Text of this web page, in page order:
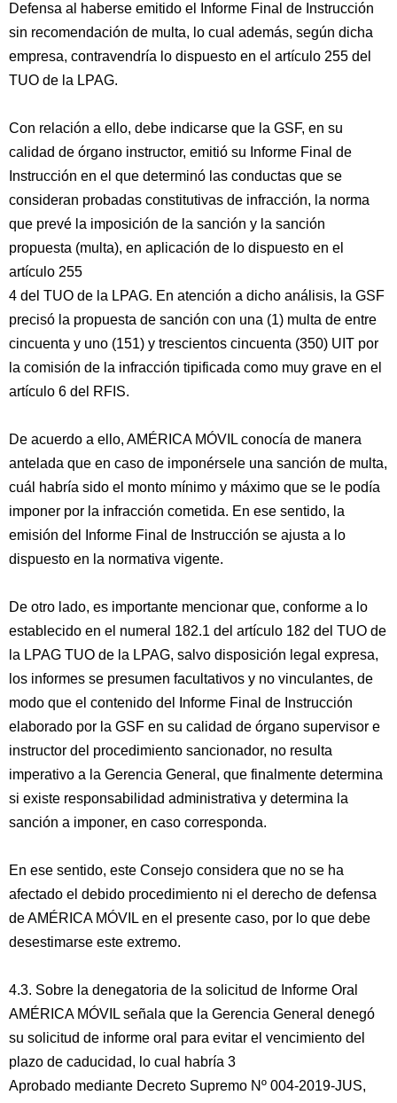
Defensa al haberse emitido el Informe Final de Instrucción
sin recomendación de multa, lo cual además, según dicha
empresa, contravendría lo dispuesto en el artículo 255 del
TUO de la LPAG.
Con relación a ello, debe indicarse que la GSF, en su
calidad de órgano instructor, emitió su Informe Final de
Instrucción en el que determinó las conductas que se
consideran probadas constitutivas de infracción, la norma
que prevé la imposición de la sanción y la sanción
propuesta (multa), en aplicación de lo dispuesto en el
artículo 255
4 del TUO de la LPAG. En atención a dicho análisis, la GSF
precisó la propuesta de sanción con una (1) multa de entre
cincuenta y uno (151) y trescientos cincuenta (350) UIT por
la comisión de la infracción tipificada como muy grave en el
artículo 6 del RFIS.
De acuerdo a ello, AMÉRICA MÓVIL conocía de manera
antelada que en caso de imponérsele una sanción de multa,
cuál habría sido el monto mínimo y máximo que se le podía
imponer por la infracción cometida. En ese sentido, la
emisión del Informe Final de Instrucción se ajusta a lo
dispuesto en la normativa vigente.
De otro lado, es importante mencionar que, conforme a lo
establecido en el numeral 182.1 del artículo 182 del TUO de
la LPAG TUO de la LPAG, salvo disposición legal expresa,
los informes se presumen facultativos y no vinculantes, de
modo que el contenido del Informe Final de Instrucción
elaborado por la GSF en su calidad de órgano supervisor e
instructor del procedimiento sancionador, no resulta
imperativo a la Gerencia General, que finalmente determina
si existe responsabilidad administrativa y determina la
sanción a imponer, en caso corresponda.
En ese sentido, este Consejo considera que no se ha
afectado el debido procedimiento ni el derecho de defensa
de AMÉRICA MÓVIL en el presente caso, por lo que debe
desestimarse este extremo.
4.3. Sobre la denegatoria de la solicitud de Informe Oral
AMÉRICA MÓVIL señala que la Gerencia General denegó
su solicitud de informe oral para evitar el vencimiento del
plazo de caducidad, lo cual habría 3
Aprobado mediante Decreto Supremo Nº 004-2019-JUS,